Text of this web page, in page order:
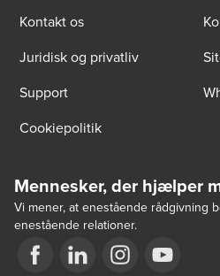
Kontakt os
Juridisk og privatliv
Support
Cookiepolitik
Mennesker, der hjælper
Vi mener, at enestående rådgivning
enestående relationer.